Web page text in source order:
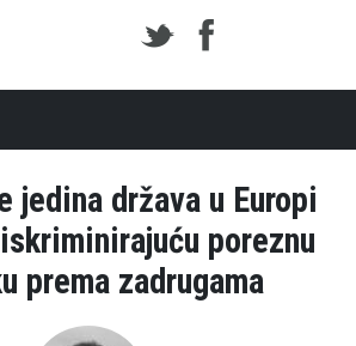
jedina država u Europi
poreznu
prema zadrugama